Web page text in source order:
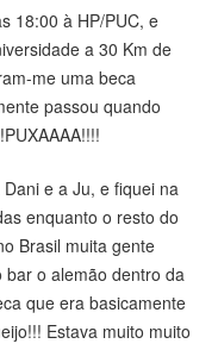
18:00 à HP/PUC, e
a 30 Km de
me uma beca
passou quando
e a Ju, e fiquei na
enquanto o resto do
Brasil muita gente
o alemão dentro da
que era basicamente
Estava muito muito